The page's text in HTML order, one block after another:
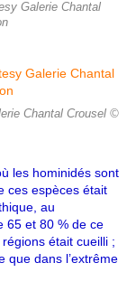
Galerie Chantal
Chantal Crousel ©
les hominidés sont
ces espèces était
au
65 et 80 % de ce
était cueilli ;
que dans l’extrême